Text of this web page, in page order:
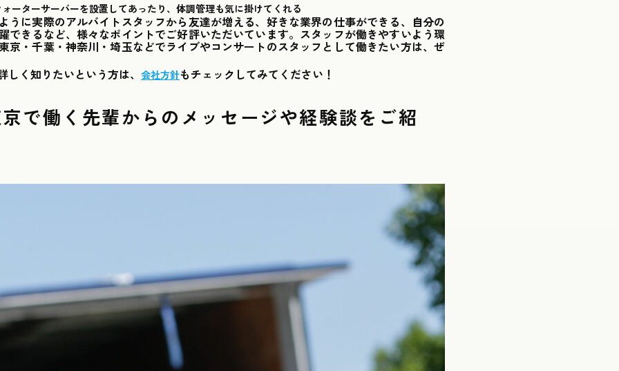
ーターサーバーを設置してあったり、体調管理も気に掛けてくれる
うに実際のアルバイトスタッフから友達が増える、好きな業界の仕事ができる、自分の
できるなど、様々なポイントでご好評いただいています。スタッフが働きやすいよう環
京・千葉・神奈川・埼玉などでライブやコンサートのスタッフとして働きたい方は、ぜ
く知りたいという方は、 会社方針もチェックしてみてください！
で働く先輩からのメッセージや経験談をご紹